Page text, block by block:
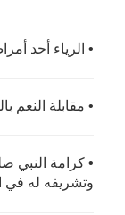
• الرياء أحد
• مقابلة النعم
• كرامة النبي
وتشريفه له في